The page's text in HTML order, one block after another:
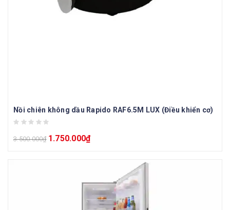
Nồi chiên không dầu Rapido RAF6.5M LUX (Điều khiển cơ)
3.500.000₫ 1.750.000₫